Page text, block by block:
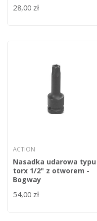
28,00 zł
ACTION
Nasadka udarowa typu
torx 1/2" z otworem -
Bogway
54,00 zł